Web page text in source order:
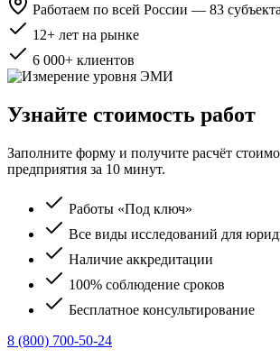
Работаем по всей России — 83 субъекта
12+ лет на рынке
6 000+ клиентов
Узнайте стоимость работ
Заполните форму и получите расчёт
предприятия за 10 минут.
Работы «Под ключ»
Все виды исследований для
Наличие аккредитации
100% соблюдение сроков
Бесплатное консультирование
8 (800) 700-50-24